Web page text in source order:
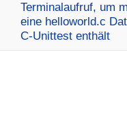
Terminalaufruf, um
eine helloworld.c
C-Unittest enthält